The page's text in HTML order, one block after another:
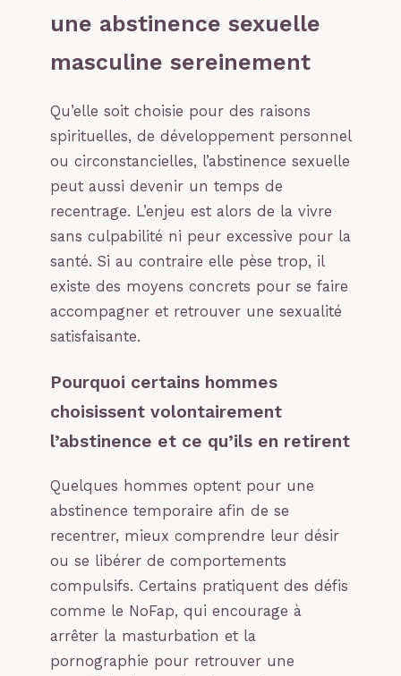
une abstinence sexuelle
masculine sereinement
Qu’elle soit choisie pour des raisons
spirituelles, de développement personnel
ou circonstancielles, l’abstinence sexuelle
peut aussi devenir un temps de
recentrage. L’enjeu est alors de la vivre
sans culpabilité ni peur excessive pour la
santé. Si au contraire elle pèse trop, il
existe des moyens concrets pour se faire
accompagner et retrouver une sexualité
satisfaisante.
Pourquoi certains hommes
choisissent volontairement
l’abstinence et ce qu’ils en retirent
Quelques hommes optent pour une
abstinence temporaire afin de se
recentrer, mieux comprendre leur désir
ou se libérer de comportements
compulsifs. Certains pratiquent des défis
comme le NoFap, qui encourage à
arrêter la masturbation et la
pornographie pour retrouver une